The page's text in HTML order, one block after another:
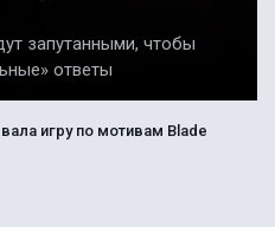
запутанными, чтобы
ответы
игру по мотивам Blade